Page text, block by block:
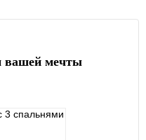
вашей мечты